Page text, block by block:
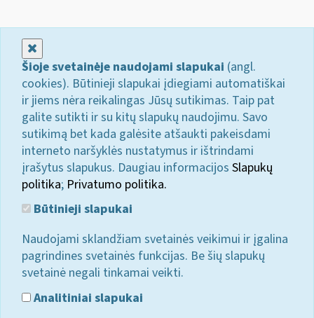
Šioje svetainėje naudojami slapukai (angl.
cookies). Būtinieji slapukai įdiegiami automatiškai
ir jiems nėra reikalingas Jūsų sutikimas. Taip pat
galite sutikti ir su kitų slapukų naudojimu. Savo
sutikimą bet kada galėsite atšaukti pakeisdami
interneto naršyklės nustatymus ir ištrindami
įrašytus slapukus. Daugiau informacijos Slapukų
politika; Privatumo politika.
Būtinieji slapukai
Naudojami sklandžiam svetainės veikimui ir įgalina
pagrindines svetainės funkcijas. Be šių slapukų
svetainė negali tinkamai veikti.
Analitiniai slapukai